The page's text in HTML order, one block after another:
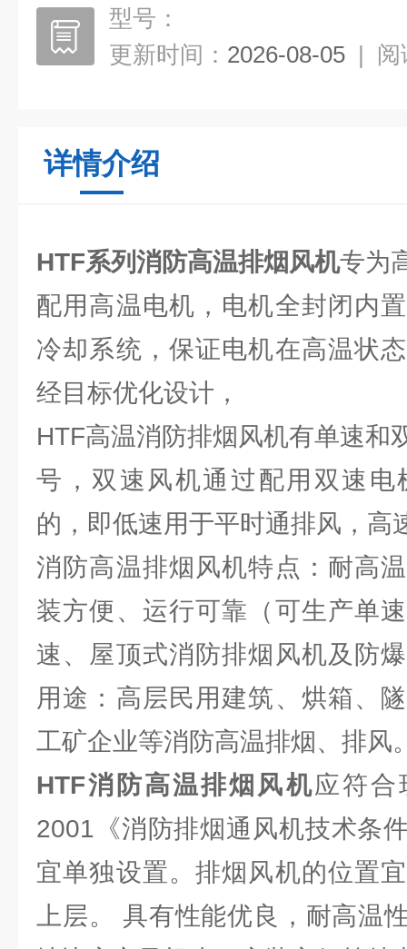
型号：
更新时间： 2026-08-05 | 阅
详情介绍
HTF系列消防高温排烟风机专为
配用高温电机，电机全封闭内
冷却系统，保证电机在高温状
经目标优化设计，
HTF高温消防排烟风机有单速和
号，双速风机通过配用双速电
的，即低速用于平时通排风，高
消防高温排烟风机特点：耐高
装方便、运行可靠（可生产单
速、屋顶式消防排烟风机及防
用途：高层民用建筑、烘箱、
工矿企业等消防高温排烟、排风
HTF消防高温排烟风机应符合
2001《消防排烟通风机技术条
宜单独设置。排烟风机的位置
上层。 具有性能优良，耐高温